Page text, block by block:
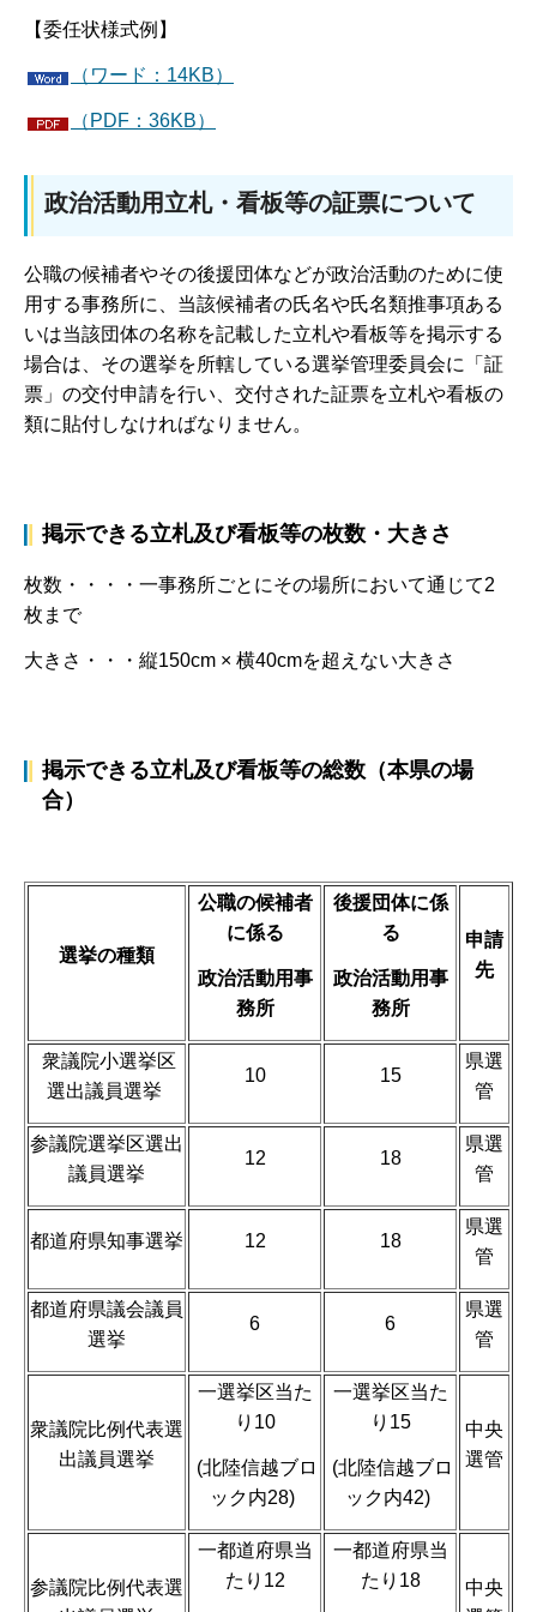
【委任状様式例】
（ワード：14KB）
（PDF：36KB）
政治活動用立札・看板等の証票について
公職の候補者やその後援団体などが政治活動のために使
用する事務所に、当該候補者の氏名や氏名類推事項ある
いは当該団体の名称を記載した立札や看板等を掲示する
場合は、その選挙を所轄している選挙管理委員会に「証
票」の交付申請を行い、交付された証票を立札や看板の
類に貼付しなければなりません。
掲示できる立札及び看板等の枚数・大きさ
枚数・・・・一事務所ごとにその場所において通じて2
枚まで
大きさ・・・縦150cm × 横40cmを超えない大きさ
掲示できる立札及び看板等の総数（本県の場
合）
選挙の種類
公職の候補者
に係る
政治活動用事
務所
後援団体に係
る
政治活動用事
務所
申請
先
衆議院小選挙区
選出議員選挙
10 15
県選
管
参議院選挙区選出
議員選挙
12 18
県選
管
都道府県知事選挙 12 18
県選
管
都道府県議会議員
選挙
6 6
県選
管
衆議院比例代表選
出議員選挙
一選挙区当た
り10
(北陸信越ブロ
ック内28)
一選挙区当た
り15
(北陸信越ブロ
ック内42)
中央
選管
参議院比例代表選
一都道府県当
たり12
一都道府県当
たり18
中央